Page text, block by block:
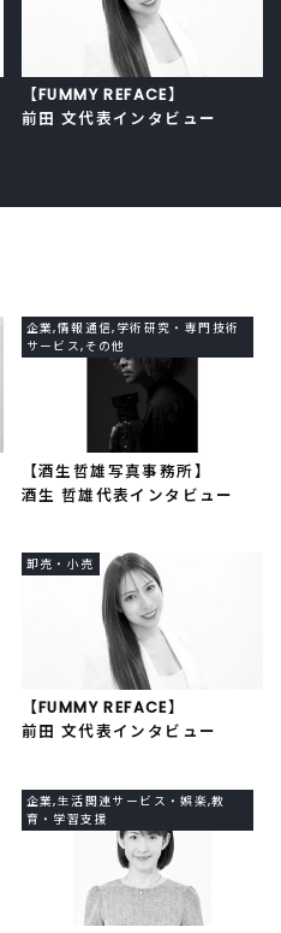
【FUMMY REFACE】
前田 文代表インタビュー
企業,情報通信,学術研究・専門技術
サービス,その他
【酒生哲雄写真事務所】
酒生 哲雄代表インタビュー
卸売・小売
【FUMMY REFACE】
前田 文代表インタビュー
企業,生活関連サービス・娯楽,教
育・学習支援